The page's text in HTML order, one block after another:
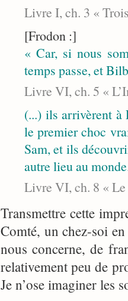
Livre I, ch. 3 «
[Frodon :]
« Car, si nous
temps passe, et
Livre VI, ch. 5 «
(...) ils arrivèrent à
le premier choc
Sam, et ils
autre lieu au
Livre VI, ch. 8 « Le
Transmettre cette
Comté, un chez-soi
nous concerne, de
relativement peu de
Je n’ose imaginer les